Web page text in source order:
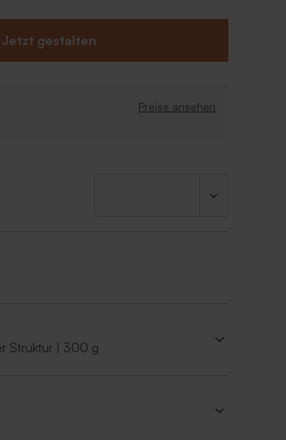
So kreierst du im
Ganzes, bei dem alles perfekt
Jetzt gestalten
Preise ansehen
Struktur | 300 g